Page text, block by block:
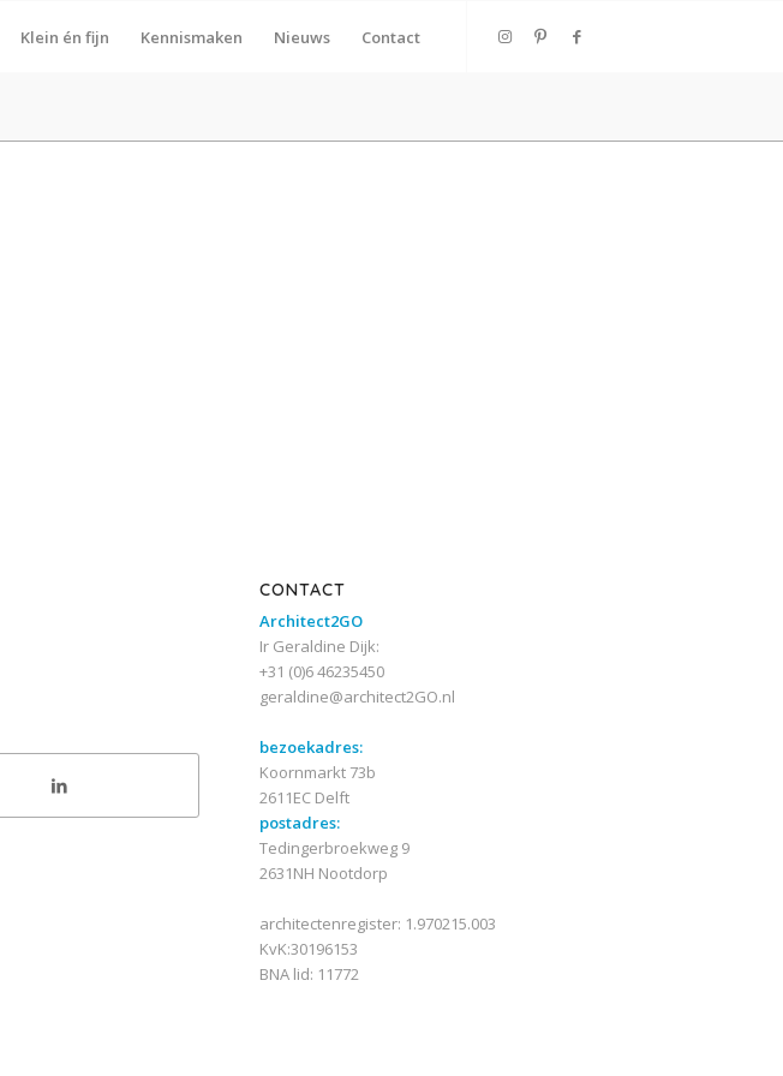
Klein én fijn Kennismaken Nieuws Contact
CONTACT
Architect2GO
Ir Geraldine Dijk:
+31 (0)6 46235450
geraldine@architect2GO.nl
bezoekadres:
Koornmarkt 73b
2611EC Delft
postadres:
Tedingerbroekweg 9
2631NH Nootdorp
architectenregister: 1.970215.003
KvK:30196153
BNA lid: 11772